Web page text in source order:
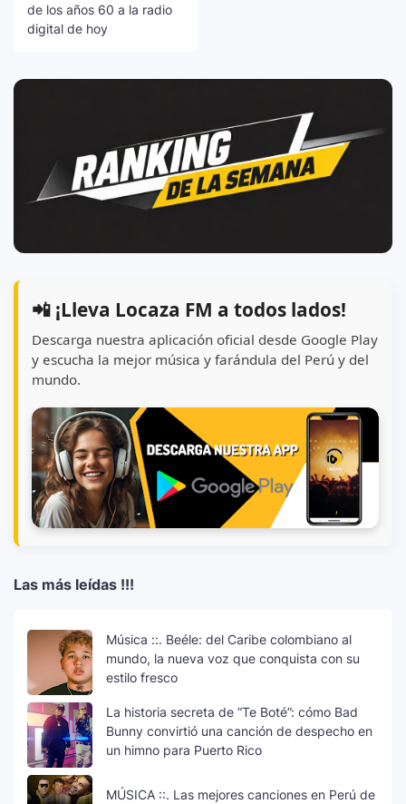
de los años 60 a la radio
digital de hoy
📲 ¡Lleva Locaza FM a todos lados!
Descarga nuestra aplicación oficial desde Google Play
y escucha la mejor música y farándula del Perú y del
mundo.
Las más leídas !!!
Música ::. Beéle: del Caribe colombiano al
mundo, la nueva voz que conquista con su
estilo fresco
La historia secreta de “Te Boté”: cómo Bad
Bunny convirtió una canción de despecho en
un himno para Puerto Rico
MÚSICA ::. Las mejores canciones en Perú de